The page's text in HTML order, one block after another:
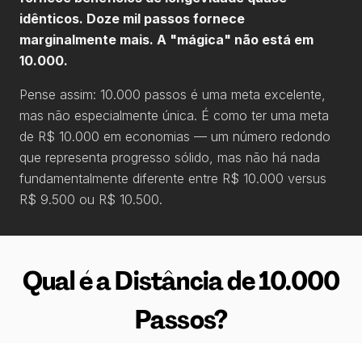
idênticos. Doze mil passos fornece
marginalmente mais. A "mágica" não está em
10.000.
Pense assim: 10.000 passos é uma meta excelente,
mas não especialmente única. É como ter uma meta
de R$ 10.000 em economias — um número redondo
que representa progresso sólido, mas não há nada
fundamentalmente diferente entre R$ 10.000 versus
R$ 9.500 ou R$ 10.500.
Qual é a Distância de 10.000
Passos?